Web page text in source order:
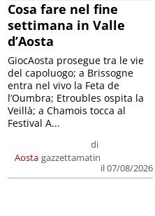
Cosa fare nel fine
settimana in Valle
d’Aosta
Aosta
di
gazzettamatin
il 07/08/2026
GiocAosta prosegue tra le vie
del capoluogo; a Brissogne
entra nel vivo la Feta de
l’Oumbra; Etroubles ospita la
Veillà; a Chamois tocca al
Festival A...